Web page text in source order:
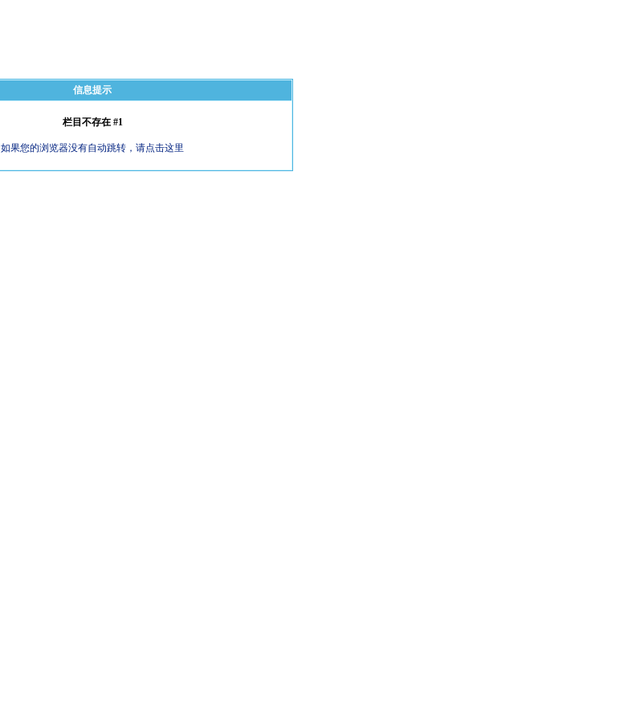
信息提示
栏目不存在 #1
如果您的浏览器没有自动跳转，请点击这里